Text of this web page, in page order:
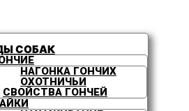
СОБАК
НАГОНКА ГОНЧИХ
ОХОТНИЧЬИ
СВОЙСТВА ГОНЧЕЙ